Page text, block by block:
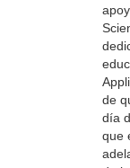
de
día
que